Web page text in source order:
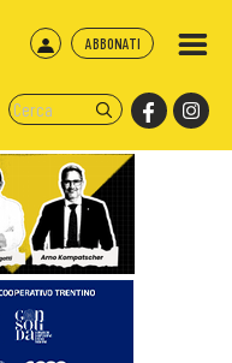
ABBONATI